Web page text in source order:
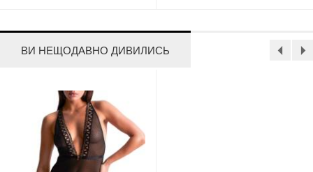
ВИ НЕЩОДАВНО ДИВИЛИСЬ